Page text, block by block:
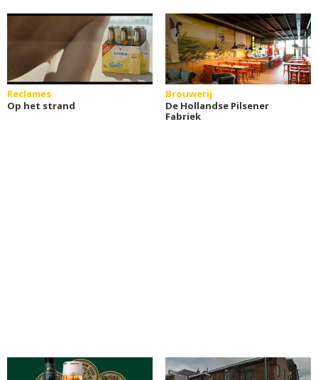
Reclames
Op het strand
Brouwerij
De Hollandse Pilsener
Fabriek